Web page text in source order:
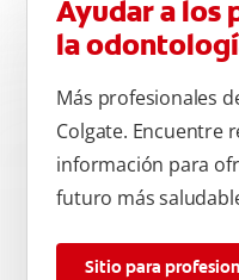
Ayudar a los
la
Más profesionales
Colgate. Encuentre
información para
futuro más
Sitio para